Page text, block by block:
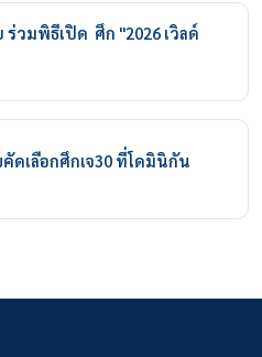
ร่วมพิธีเปิด ศึก "2026 เวิลด์
ดเลือกศึกเจ30 ที่โดมินิกัน